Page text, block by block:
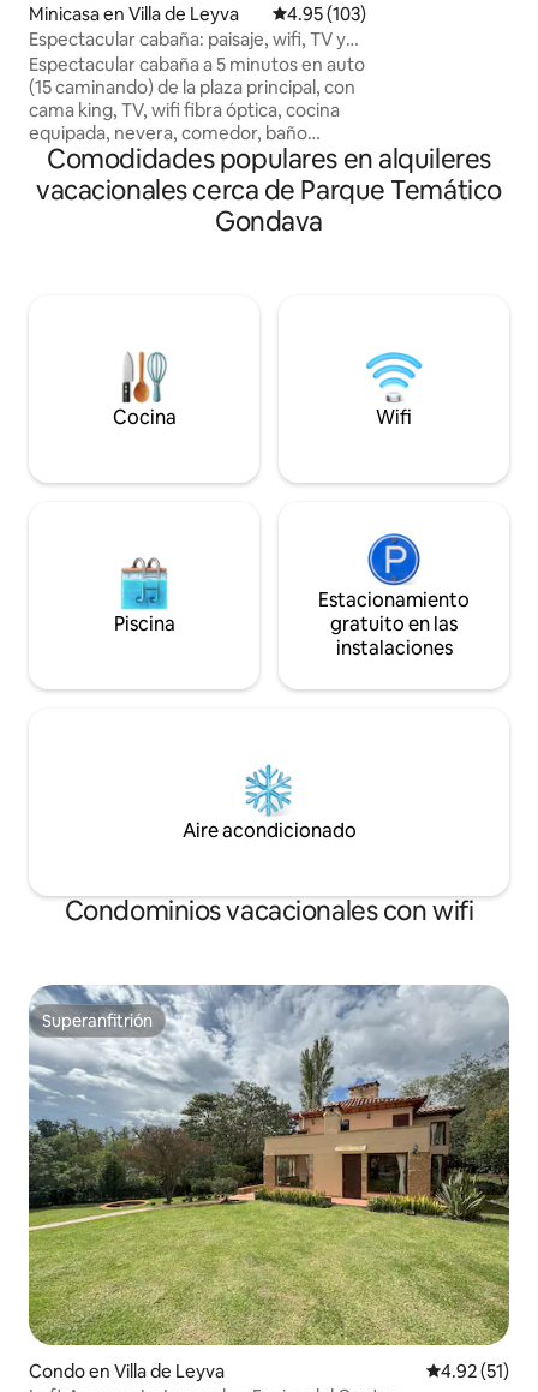
Minicasa en Villa de Leyva Calificación promedio: 4.95 de
4.95 (103)
Espectacular cabaña: paisaje, wifi, TV y
cocina
Espectacular cabaña a 5 minutos en auto
(15 caminando) de la plaza principal, con
cama king, TV, wifi fibra óptica, cocina
equipada, nevera, comedor, baño
privado con agua caliente y teleducha,
fibra óptica, terraza con sillas y amplia
zona para parquear. Pet-friendly,
¡mascotas bienvenidas! Ideal para
Comodidades populares en alquileres
vacacionales cerca de Parque Temático
Gondava
Cocina Wifi
Piscina
Estacionamiento
gratuito en las
instalaciones
Aire acondicionado
Condominios vacacionales con wifi
Superanfitrión
Superanfitrión
Condo en Villa de Leyva Calificación
4.92 (51)